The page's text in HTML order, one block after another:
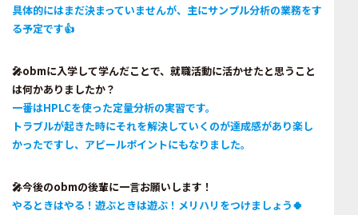
具体的にはまだ決まっていませんが、主にサンプル分析の業務をす
る予定です👍
🎤obmに入学して学んだことで、就職活動に活かせたと思うこと
は何かありましたか？
一番はHPLCを使った定量分析の実習です。
トラブルが起きた時にそれを解決していくのが達成感があり楽し
かったですし、アピールポイントにもなりました。
🎤今後のobmの後輩に一言お願いします！
やるときはやる！遊ぶときは遊ぶ！メリハリをつけましょう🍀